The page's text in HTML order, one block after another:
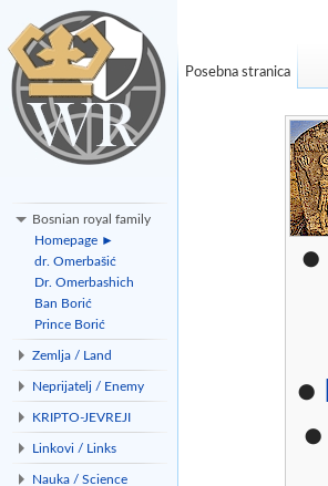
●
●
●
Posebna stranica
Bosnian royal family
Homepage ►
dr. Omerbašić
Dr. Omerbashich
Ban Borić
Prince Borić
Zemlja / Land
Neprijatelj / Enemy
KRIPTO-JEVREJI
Linkovi / Links
Nauka / Science